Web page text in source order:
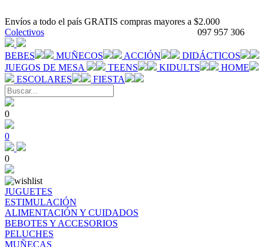
Envíos a todo el país GRATIS compras mayores a $2.000
097 957 306
Colectivos
BEBES MUÑECOS ACCIÓN
DIDÁCTICOS
JUEGOS DE MESA
TEENS KIDULTS
HOME
ESCOLARES
FIESTA
0
0
0
JUGUETES
ESTIMULACIÓN
ALIMENTACIÓN Y CUIDADOS
BEBOTES Y ACCESORIOS
PELUCHES
MUÑECAS